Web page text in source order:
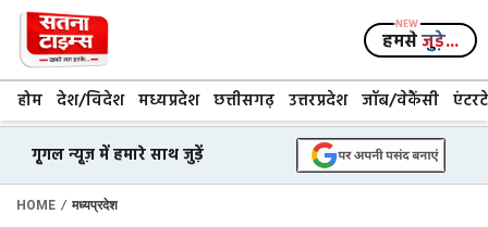
Skip
content
हमसेजुड़े...
होम देश/विदेश मध्यप्रदेश छत्तीसगढ़ उत्तरप्रदेश जॉब/वेकैंसी
गूगल न्यूज़ में हमारे साथ जुड़ें
HOME / मध्यप्रदेश